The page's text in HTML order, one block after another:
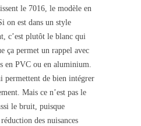
le 7016, le modèle en
on est dans un style
c’est plutôt le blanc qui
ça permet un rappel avec
en PVC ou en aluminium.
permettent de bien intégrer
Mais ce n’est pas le
le bruit, puisque
des nuisances